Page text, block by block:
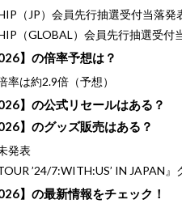
（JP）会員先行抽選受付当落
（GLOBAL）会員先行抽選受
】の倍率予想は？
率は約2.9倍（予想）
】の公式リセールはある？
】のグッズ販売はある？
発表
’24/7:WITH:US’ IN JAPAN』
】の最新情報をチェック！